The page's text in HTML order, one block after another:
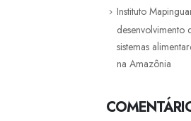
Instituto
desenvolvimento
sistemas
na Amazônia